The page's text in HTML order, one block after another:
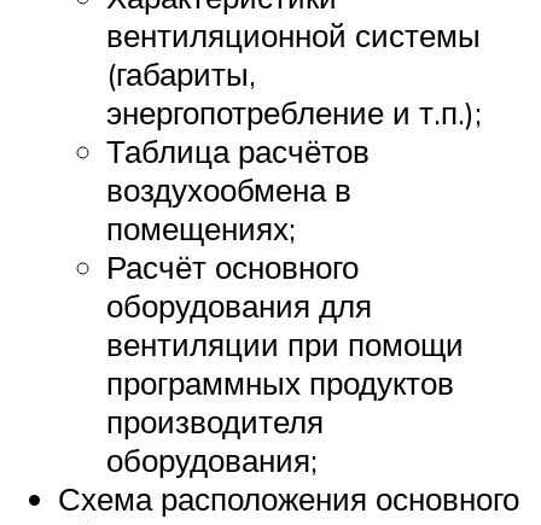
вентиляционной системы
(габариты,
энергопотребление и т.п.);
Таблица расчётов
воздухообмена в
помещениях;
Расчёт основного
оборудования для
вентиляции при помощи
программных продуктов
производителя
оборудования;
Схема расположения основного